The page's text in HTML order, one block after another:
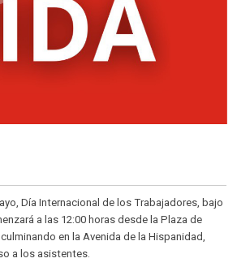
Día Internacional de los Trabajadores, bajo
a las 12:00 horas desde la Plaza de
en la Avenida de la Hispanidad,
a los asistentes.